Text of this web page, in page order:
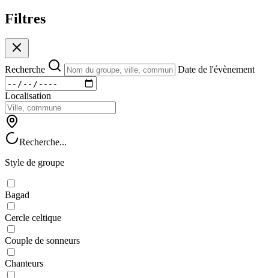
Filtres
Recherche Date de l'évènement
Localisation
Recherche...
Style de groupe
Bagad
Cercle celtique
Couple de sonneurs
Chanteurs